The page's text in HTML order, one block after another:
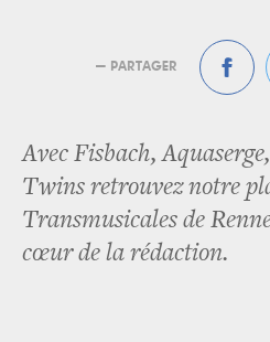
— PARTAGER
Avec Fisbach,
Twins retrouvez notre
Transmusicales de
cœur de la rédaction.